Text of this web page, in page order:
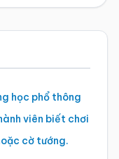
học phổ thông
viên biết chơi
cờ tướng.